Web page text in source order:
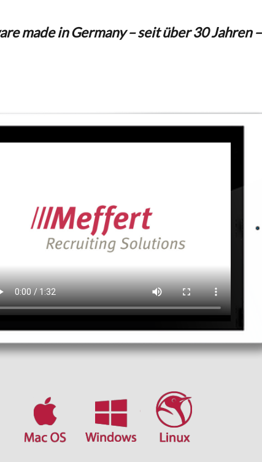
made in Germany – seit über 30 Jahren –